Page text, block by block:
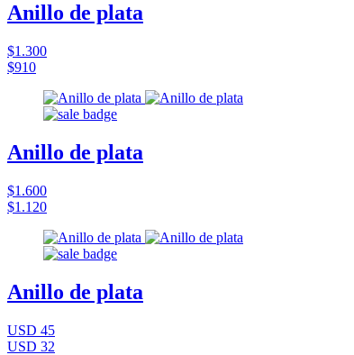
Anillo de plata
$1.300
$910
Anillo de plata
$1.600
$1.120
Anillo de plata
USD 45
USD 32